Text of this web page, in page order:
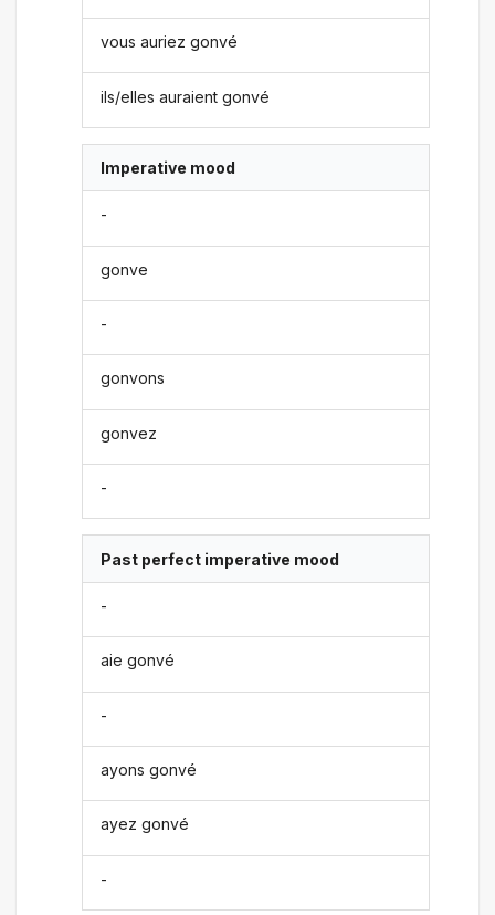
vous auriez gonvé
ils/elles auraient gonvé
Imperative mood
-
gonve
-
gonvons
gonvez
-
Past perfect imperative mood
-
aie gonvé
-
ayons gonvé
ayez gonvé
-